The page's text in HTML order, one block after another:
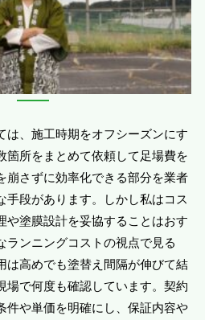
は、施工時期をオフシーズンにす
箇所をまとめて依頼して足場費を
崩さずに効率化できる部分を業者
手段があります。しかし私はコス
や塗膜設計を妥協することはおす
ランニングコストの視点で見る
は高めでも塗替え間隔が伸びて結
場で何度も確認しています。契約
件や単価を明確にし、保証内容や